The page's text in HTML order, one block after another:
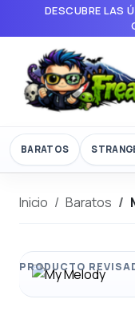
DESCUBRE LAS
BARATOS
Inicio Baratos